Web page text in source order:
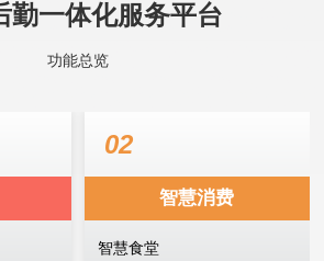
勤一体化服务平台
功能总览
02
智慧消费
智慧食堂